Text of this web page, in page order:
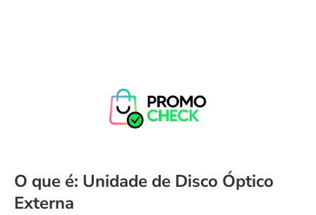
O que é: Unidade de Disco Óptico
Externa